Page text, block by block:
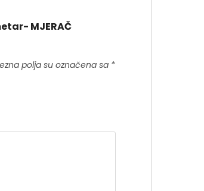
MJERAČ
polja su označena sa *